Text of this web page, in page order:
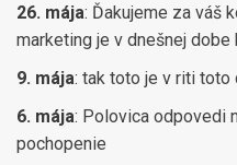
26. mája: Ďakujeme za váš
marketing je v dnešnej dobe
9. mája: tak toto je v riti toto
6. mája: Polovica odpovedi
pochopenie